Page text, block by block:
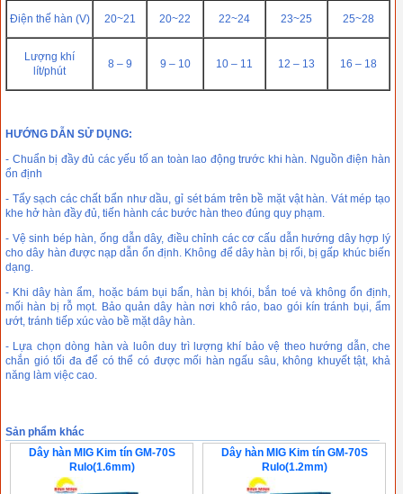
Điện thế hàn (V) 20~21 20~22 22~24 23~25 25~28
Lượng khí
lít/phút
8 – 9 9 – 10 10 – 11 12 – 13 16 – 18
HƯỚNG DẪN SỬ DỤNG:
- Chuẩn bị đầy đủ các yếu tố an toàn lao động trước khi hàn. Nguồn điện hàn
ổn định
- Tẩy sạch các chất bẩn như dầu, gỉ sét bám trên bề mặt vật hàn. Vát mép tạo
khe hở hàn đầy đủ, tiến hành các bước hàn theo đúng quy phạm.
- Vệ sinh bép hàn, ống dẫn dây, điều chỉnh các cơ cấu dẫn hướng dây hợp lý
cho dây hàn được nạp dẫn ổn định. Không để dây hàn bị rối, bị gấp khúc biến
dạng.
- Khi dây hàn ẩm, hoặc bám bụi bẩn, hàn bị khói, bắn toé và không ổn định,
mối hàn bị rỗ mọt. Bảo quản dây hàn nơi khô ráo, bao gói kín tránh bụi, ẩm
ướt, tránh tiếp xúc vào bề mặt dây hàn.
- Lựa chọn dòng hàn và luôn duy trì lượng khí bảo vệ theo hướng dẫn, che
chắn gió tối đa để có thể có được mối hàn ngấu sâu, không khuyết tật, khả
năng làm việc cao.
Sản phẩm khác
Dây hàn MIG Kim tín GM-70S
Rulo(1.6mm)
Dây hàn MIG Kim tín GM-70S
Rulo(1.2mm)